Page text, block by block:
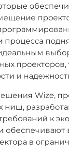
процесса
и
Wize,
ниш,
к
обеспечивают
в